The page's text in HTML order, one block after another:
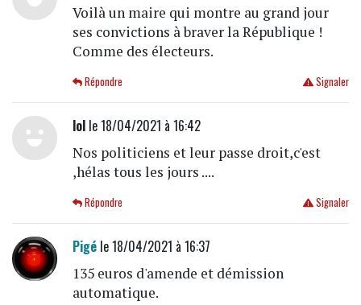
Voilà un maire qui montre au grand jour
ses convictions à braver la République !
Comme des électeurs.
Signaler
Répondre
lolle 18/04/2021 à 16:42
Nos politiciens et leur passe droit,c'est
,hélas tous les jours ....
Signaler
Répondre
Pigéle 18/04/2021 à 16:37
135 euros d'amende et démission
automatique.